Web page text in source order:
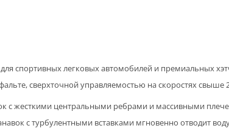
спортивных легковых автомобилей и премиальных
сверхточной управляемостью на скоростях
с жесткими центральными ребрами и массивными
с турбулентными вставками мгновенно отводит